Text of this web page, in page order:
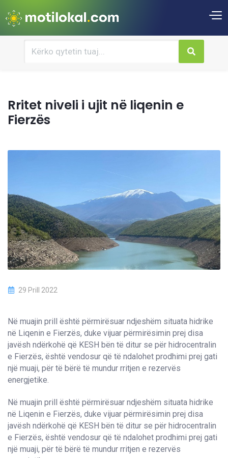
Rritet niveli i ujit në liqenin e
Fierzës
29 Prill 2022
Në muajin prill është përmirësuar ndjeshëm situata hidrike
në Liqenin e Fierzës, duke vijuar përmirësimin prej disa
javësh ndërkohë që KESH bën të ditur se për hidrocentralin
e Fierzës, është vendosur që të ndalohet prodhimi prej gati
një muaji, për të bërë të mundur rritjen e rezervës
energjetike.
Në muajin prill është përmirësuar ndjeshëm situata hidrike
në Liqenin e Fierzës, duke vijuar përmirësimin prej disa
javësh ndërkohë që KESH bën të ditur se për hidrocentralin
e Fierzës, është vendosur që të ndalohet prodhimi prej gati
një muaji, për të bërë të mundur rritjen e rezervës